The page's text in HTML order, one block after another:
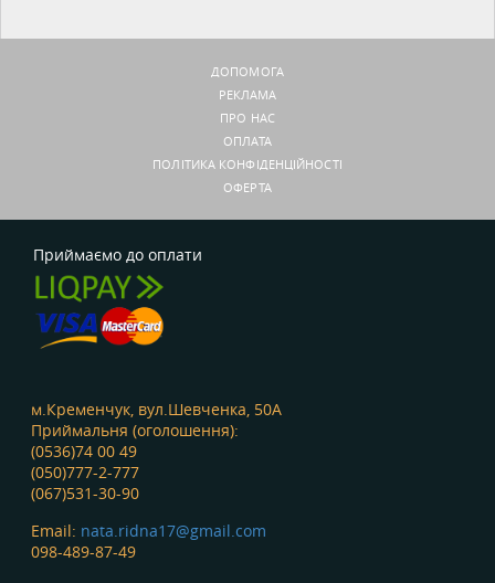
ДОПОМОГА
РЕКЛАМА
ПРО НАС
ОПЛАТА
ПОЛІТИКА КОНФІДЕНЦІЙНОСТІ
ОФЕРТА
Приймаємо до оплати
м.Кременчук, вул.Шевченка, 50А
Приймальня (оголошення):
(0536)74 00 49
(050)777-2-777
(067)531-30-90
Email: nata.ridna17@gmail.com
098-489-87-49